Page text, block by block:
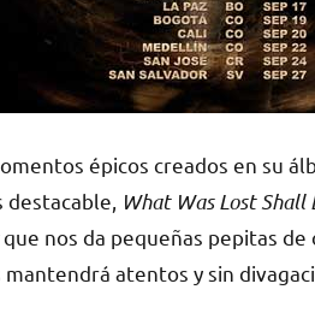
épicos creados en su
destacable, What Was Lost Shall
que nos da pequeñas pepitas
atentos y sin